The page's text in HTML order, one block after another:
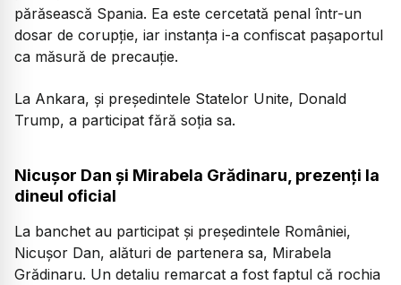
părăsească Spania. Ea este cercetată penal într-un
dosar de corupție, iar instanța i-a confiscat pașaportul
ca măsură de precauție.
La Ankara, și președintele Statelor Unite, Donald
Trump, a participat fără soția sa.
Nicușor Dan și Mirabela Grădinaru, prezenți la
dineul oficial
La banchet au participat și președintele României,
Nicușor Dan, alături de partenera sa, Mirabela
Grădinaru. Un detaliu remarcat a fost faptul că rochia